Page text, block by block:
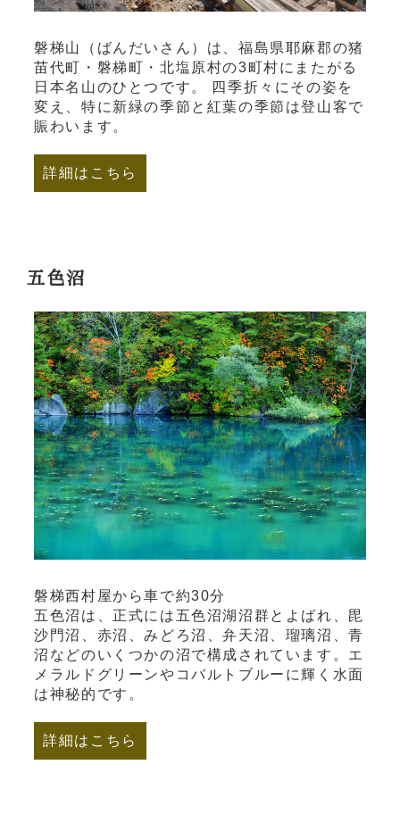
磐梯山（ばんだいさん）は、福島県耶麻郡の猪
苗代町・磐梯町・北塩原村の3町村にまたがる
日本名山のひとつです。 四季折々にその姿を
変え、特に新緑の季節と紅葉の季節は登山客で
賑わいます。
詳細はこちら
五色沼
磐梯西村屋から車で約30分
五色沼は、正式には五色沼湖沼群とよばれ、毘
沙門沼、赤沼、みどろ沼、弁天沼、瑠璃沼、青
沼などのいくつかの沼で構成されています。エ
メラルドグリーンやコバルトブルーに輝く水面
は神秘的です。
詳細はこちら